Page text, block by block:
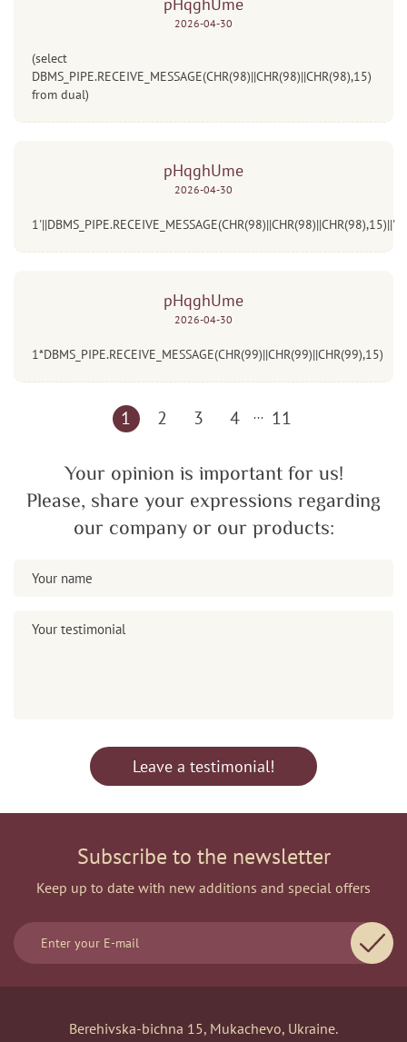
pHqghUme
2026-04-30
(select
DBMS_PIPE.RECEIVE_MESSAGE(CHR(98)||CHR(98)||CHR(98),15)
from dual)
pHqghUme
2026-04-30
1'||DBMS_PIPE.RECEIVE_MESSAGE(CHR(98)||CHR(98)||CHR(98),15)||'
pHqghUme
2026-04-30
1*DBMS_PIPE.RECEIVE_MESSAGE(CHR(99)||CHR(99)||CHR(99),15)
1 2 3 4 ... 11
Your opinion is important for us!
Please, share your expressions regarding
our company or our products:
Leave a testimonial!
Subscribe to the newsletter
Keep up to date with new additions and special offers
Berehivska-bichna 15, Mukachevo, Ukraine.